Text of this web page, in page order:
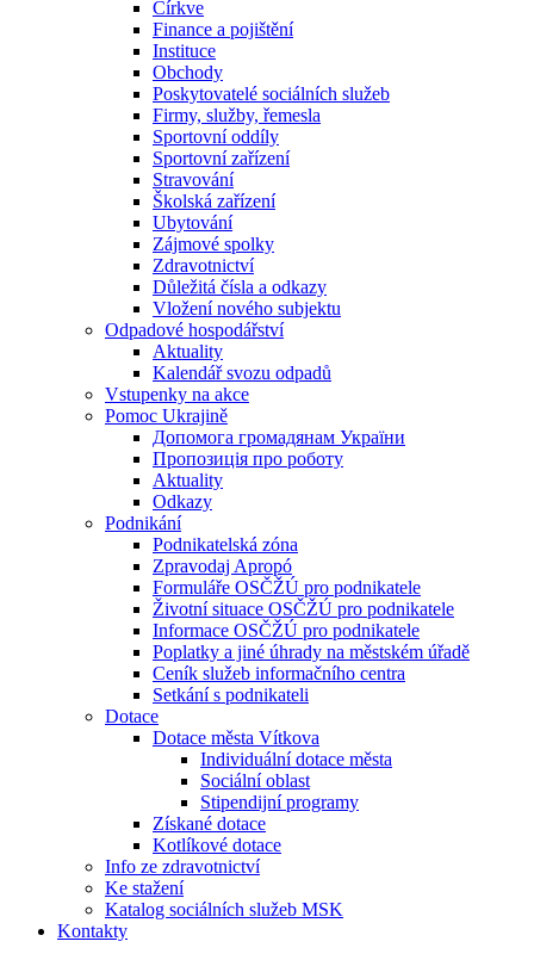
Církve
Finance a pojištění
Instituce
Obchody
Poskytovatelé sociálních služeb
Firmy, služby, řemesla
Sportovní oddíly
Sportovní zařízení
Stravování
Školská zařízení
Ubytování
Zájmové spolky
Zdravotnictví
Důležitá čísla a odkazy
Vložení nového subjektu
Odpadové hospodářství
Aktuality
Kalendář svozu odpadů
Vstupenky na akce
Pomoc Ukrajině
Допомога громадянам України
Пропозиція про роботу
Aktuality
Odkazy
Podnikání
Podnikatelská zóna
Zpravodaj Apropó
Formuláře OSČŽÚ pro podnikatele
Životní situace OSČŽÚ pro podnikatele
Informace OSČŽÚ pro podnikatele
Poplatky a jiné úhrady na městském úřadě
Ceník služeb informačního centra
Setkání s podnikateli
Dotace
Dotace města Vítkova
Individuální dotace města
Sociální oblast
Stipendijní programy
Získané dotace
Kotlíkové dotace
Info ze zdravotnictví
Ke stažení
Katalog sociálních služeb MSK
Kontakty